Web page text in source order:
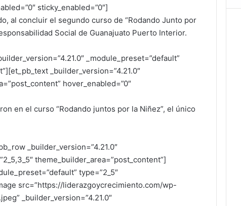
sticky_enabled=”0″]
al concluir el segundo curso de “Rodando Junto por
Social de Guanajuato Puerto Interior.
_module_preset=”default”
_builder_version=”4.21.0″
hover_enabled=”0″
en el curso “Rodando juntos por la Niñez”, el único
_builder_version=”4.21.0″
theme_builder_area=”post_content”]
type=”2_5″
src=”https://liderazgoycrecimiento.com/wp-
_builder_version=”4.21.0″